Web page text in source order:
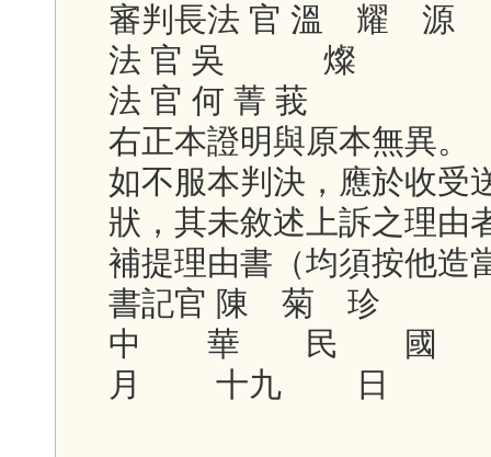
審判長法 官 溫 耀 源
法 官 吳 燦
法 官 何 菁 莪
右正本證明與原本無異。
如不服本判決，應於收受
狀，其未敘述上訴之理由
補提理由書（均須按他造
書記官 陳 菊 珍
中 華 民
月 十九 日